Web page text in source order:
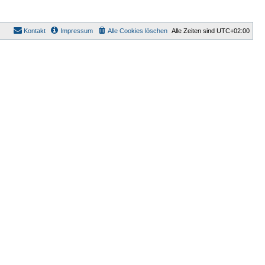
Alle Zeiten sind UTC+02:00
Alle Cookies löschen
Impressum
Kontakt